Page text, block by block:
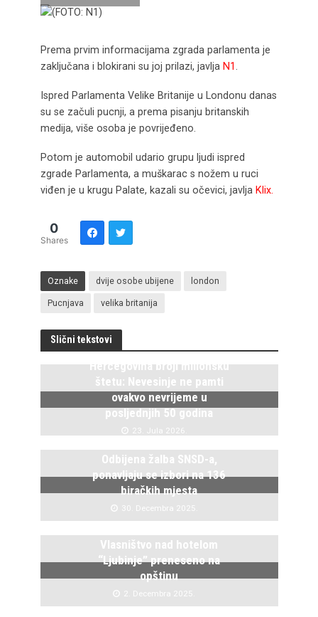
Prema prvim informacijama zgrada parlamenta je
zaključana i blokirani su joj prilazi, javlja N1
Ispred Parlamenta Velike Britanije u Londonu danas
su se začuli pucnji, a prema pisanju britanskih
medija, više osoba je povrijeđeno.
Potom je automobil udario grupu ljudi ispred
zgrade Parlamenta, a muškarac s nožem u ruci
viđen je u krugu Palate, kazali su očevici, javlja Klix.
0
Shares
Oznake dvije osobe ubijene london
Pucnjava velika britanija
Slični tekstovi
Hercegovina broji milionsku
štetu: Nevesinje ne pamti
ovakvo nevrijeme u
posljednjih 50 godina
23. Jula 2026.
Odbijena žalba SNSD-a,
ponavljaju se izbori na 136
biračkih mjesta
30. Decembra 2025.
Vlasništvo nad hotelom
“Ljubinje” preneseno na
opštinu
2. Decembra 2025.